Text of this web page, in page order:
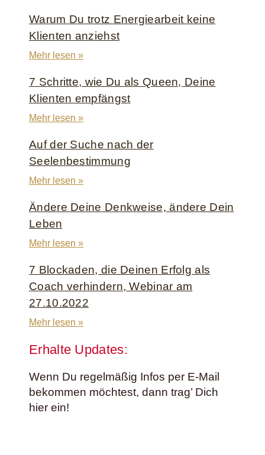
Warum Du trotz Energiearbeit keine
Klienten anziehst
Mehr lesen »
7 Schritte, wie Du als Queen, Deine
Klienten empfängst
Mehr lesen »
Auf der Suche nach der
Seelenbestimmung
Mehr lesen »
Ändere Deine Denkweise, ändere Dein
Leben
Mehr lesen »
7 Blockaden, die Deinen Erfolg als
Coach verhindern, Webinar am
27.10.2022
Mehr lesen »
Erhalte Updates:
Wenn Du regelmäßig Infos per E-Mail
bekommen möchtest, dann trag’ Dich
hier ein!